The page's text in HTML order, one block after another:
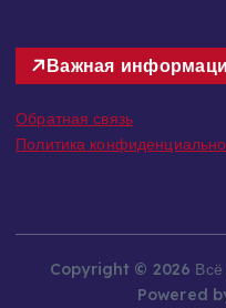
Важная
Обратная связь
Copyright © 2026 Всё